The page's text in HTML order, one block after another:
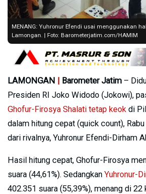
MENANG: Yuhronur Efendi usai menggunakan
Lamongan. | Foto: Barometerjatim.com/HAMIM
LAMONGAN | Barometer Jatim –
Presiden RI Joko Widodo (Jokowi),
Ghofur-Firosya Shalati tetap keok di
dalam hitung cepat (quick count),
dari rivalnya, Yuhronur Efendi-Dirham
Hasil hitung cepat, Ghofur-Firosya
suara (44,61%). SedangkanYuhronur-
402.351 suara (55,39%), menang di 22